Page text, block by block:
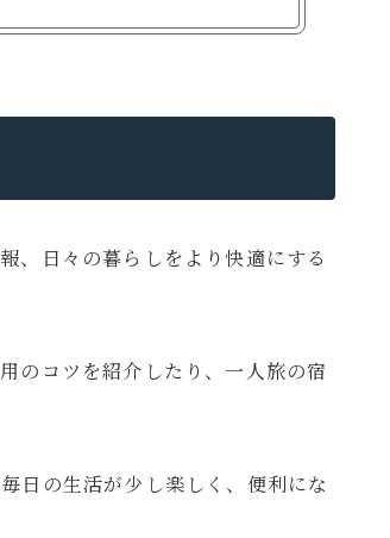
、日々の暮らしをより快適にする
のコツを紹介したり、一人旅の宿
日の生活が少し楽しく、便利にな